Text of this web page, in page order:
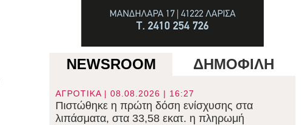
NEWSROOM ΔΗΜΟΦΙΛΗ
ΑΓΡΟΤΙΚΑ | 08.08.2026 | 16:27
Πιστώθηκε η πρώτη δόση ενίσχυσης στα
λιπάσματα, στα 33,58 εκατ. η πληρωμή